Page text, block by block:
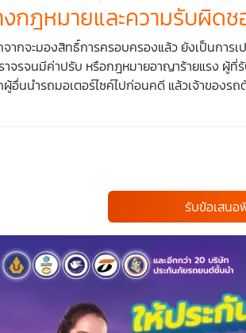
กฎหมายและความรับผิดช
จากจะมองสิทธิ์การครอบครองแล้ว ยังเป็นก
าจรจนมีค่าปรับ หรือกฎหมายอาญาร้ายแรง ผู้
อื่นนำรถมอเตอร์ไซค์ไปก่อนคดี แล้วเจ้าของร
รับข้อเสนอ